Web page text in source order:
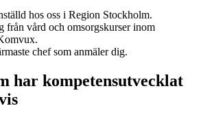
hos oss i Region Stockholm.
från vård och omsorgskurser inom
chef som anmäler dig.
har kompetensutvecklat